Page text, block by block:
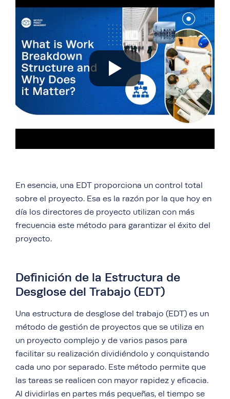
En esencia, una EDT proporciona un control total
sobre el proyecto. Esa es la razón por la que hoy en
día los directores de proyecto utilizan con más
frecuencia este método para garantizar el éxito del
proyecto.
Definición de la Estructura de
Desglose del Trabajo (EDT)
Una estructura de desglose del trabajo (EDT) es un
método de gestión de proyectos que se utiliza en
un proyecto complejo y de varios pasos para
facilitar su realización dividiéndolo y conquistando
cada uno por separado. Este método permite que
las tareas se realicen con mayor rapidez y eficacia.
Al dividirlas en partes más pequeñas, el tiempo se